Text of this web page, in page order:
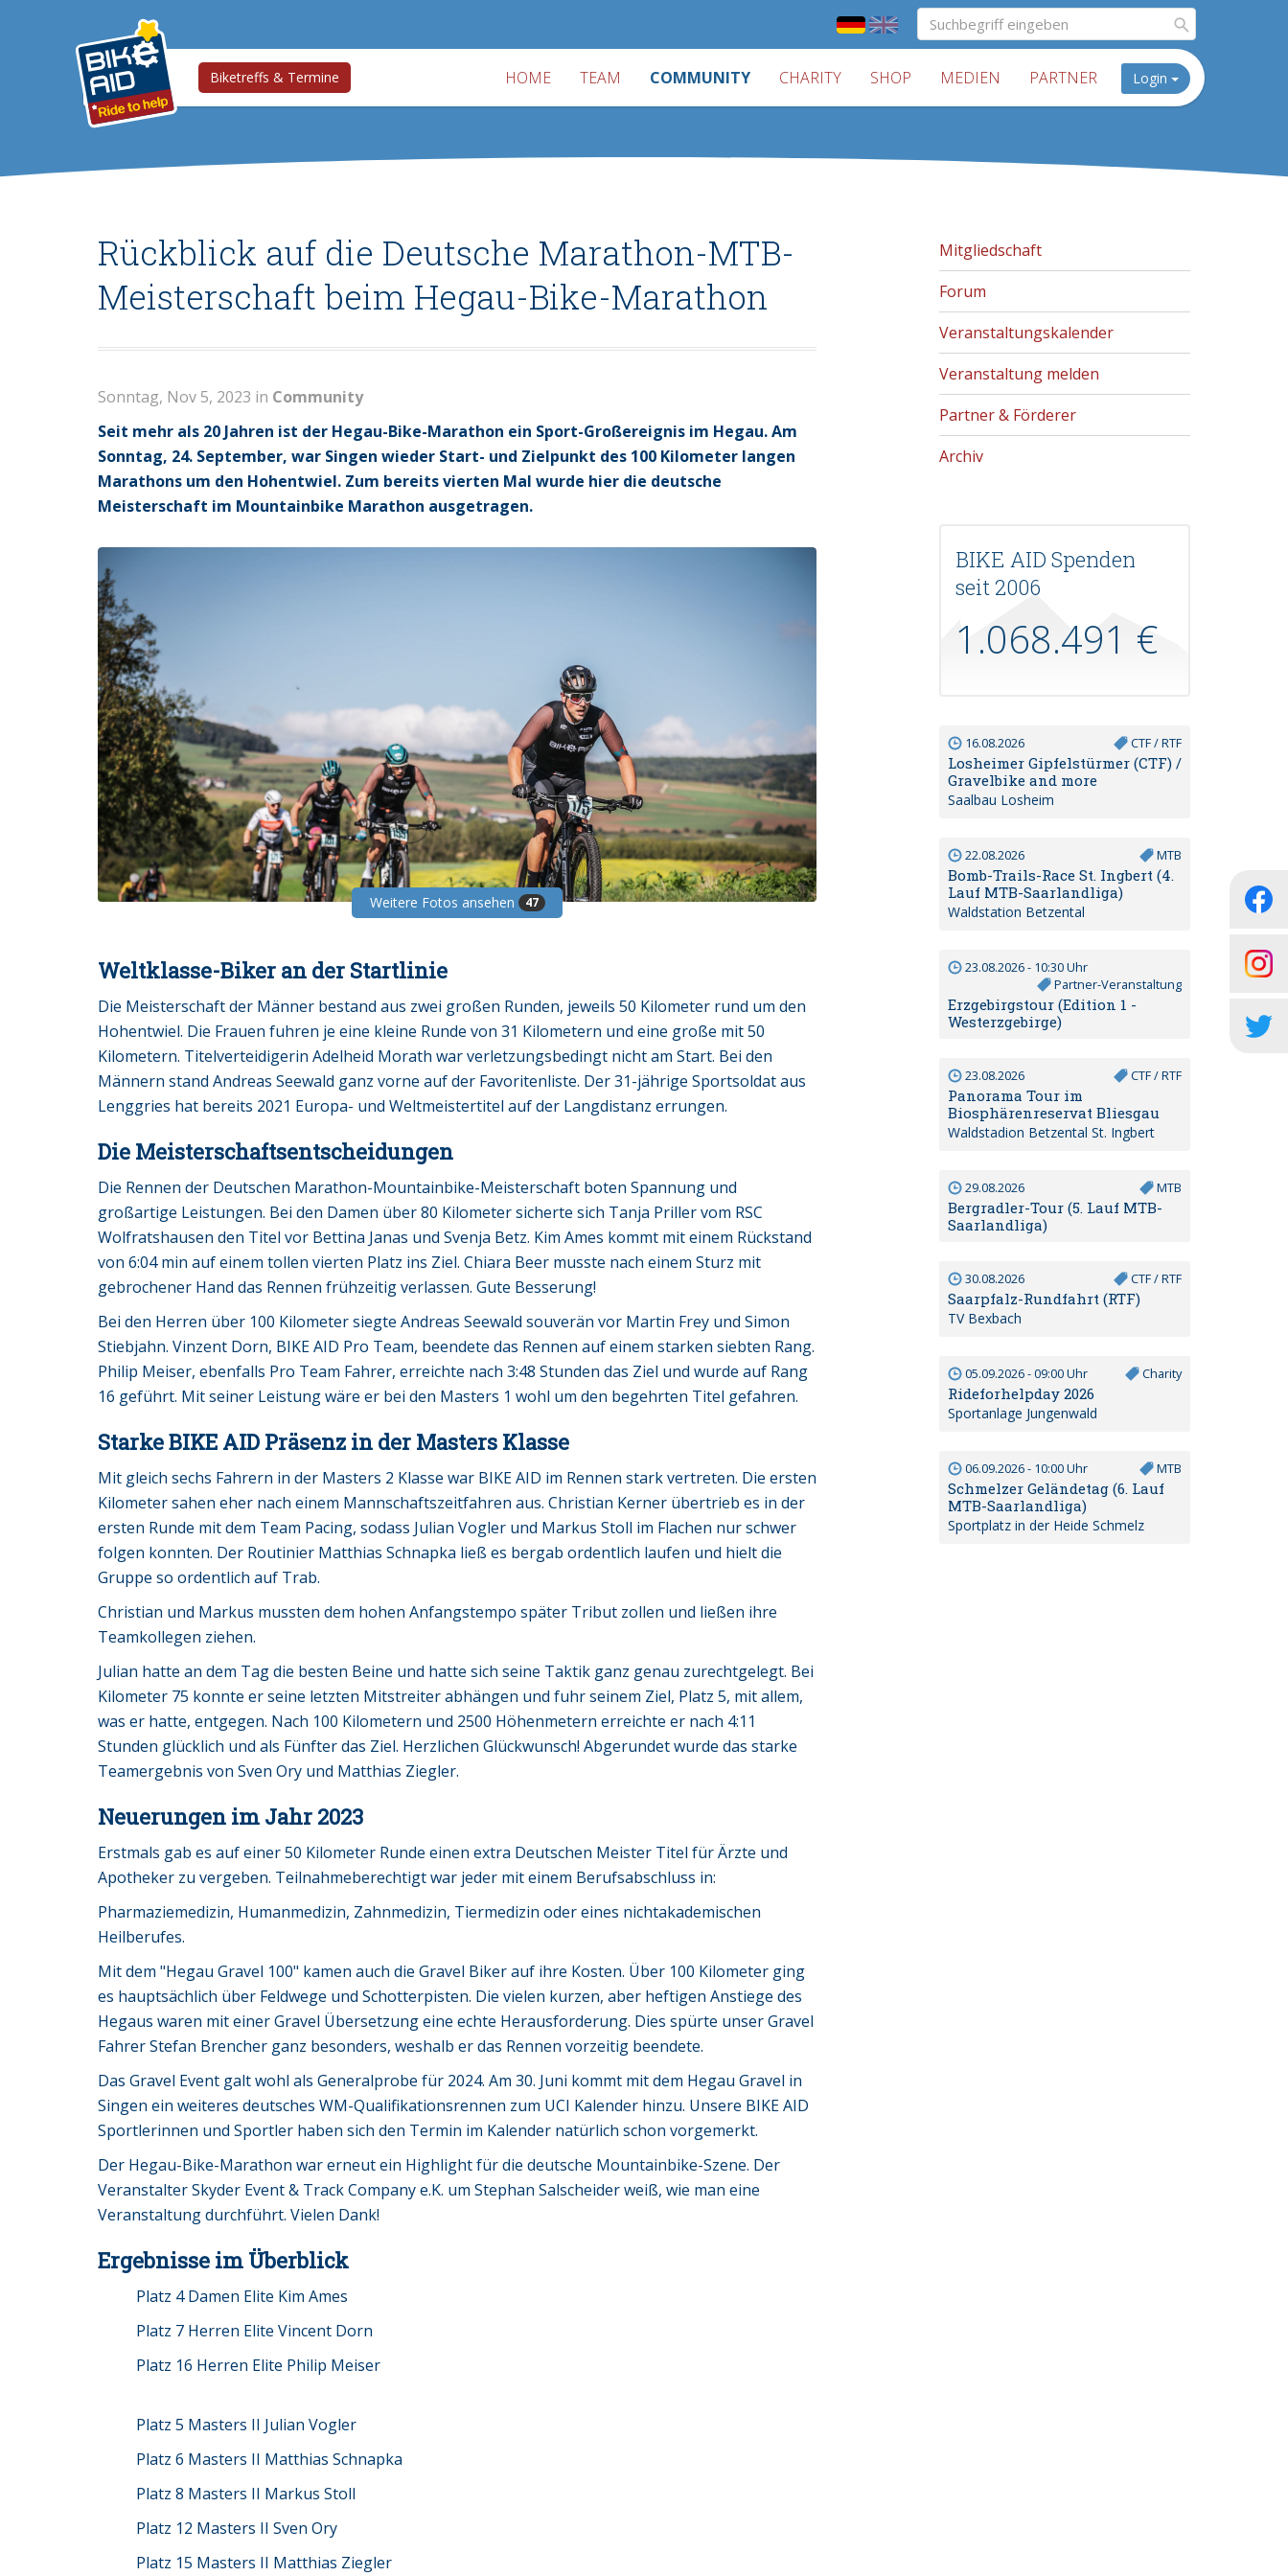
Biketreffs & Termine HOME TEAM COMMUNITY CHARITY SHOP MEDIEN PARTNER Login
Rückblick auf die Deutsche Marathon-MTB-
Meisterschaft beim Hegau-Bike-Marathon
Sonntag, Nov 5, 2023 in Community
Seit mehr als 20 Jahren ist der Hegau-Bike-Marathon ein Sport-Großereignis im Hegau. Am
Sonntag, 24. September, war Singen wieder Start- und Zielpunkt des 100 Kilometer langen
Marathons um den Hohentwiel. Zum bereits vierten Mal wurde hier die deutsche
Meisterschaft im Mountainbike Marathon ausgetragen.
Weitere Fotos ansehen 47
Weltklasse-Biker an der Startlinie
Die Meisterschaft der Männer bestand aus zwei großen Runden, jeweils 50 Kilometer rund um den
Hohentwiel. Die Frauen fuhren je eine kleine Runde von 31 Kilometern und eine große mit 50
Kilometern. Titelverteidigerin Adelheid Morath war verletzungsbedingt nicht am Start. Bei den
Männern stand Andreas Seewald ganz vorne auf der Favoritenliste. Der 31-jährige Sportsoldat aus
Lenggries hat bereits 2021 Europa- und Weltmeistertitel auf der Langdistanz errungen.
Die Meisterschaftsentscheidungen
Die Rennen der Deutschen Marathon-Mountainbike-Meisterschaft boten Spannung und
großartige Leistungen. Bei den Damen über 80 Kilometer sicherte sich Tanja Priller vom RSC
Wolfratshausen den Titel vor Bettina Janas und Svenja Betz. Kim Ames kommt mit einem Rückstand
von 6:04 min auf einem tollen vierten Platz ins Ziel. Chiara Beer musste nach einem Sturz mit
gebrochener Hand das Rennen frühzeitig verlassen. Gute Besserung!
Bei den Herren über 100 Kilometer siegte Andreas Seewald souverän vor Martin Frey und Simon
Stiebjahn. Vinzent Dorn, BIKE AID Pro Team, beendete das Rennen auf einem starken siebten Rang.
Philip Meiser, ebenfalls Pro Team Fahrer, erreichte nach 3:48 Stunden das Ziel und wurde auf Rang
16 geführt. Mit seiner Leistung wäre er bei den Masters 1 wohl um den begehrten Titel gefahren.
Starke BIKE AID Präsenz in der Masters Klasse
Mit gleich sechs Fahrern in der Masters 2 Klasse war BIKE AID im Rennen stark vertreten. Die ersten
Kilometer sahen eher nach einem Mannschaftszeitfahren aus. Christian Kerner übertrieb es in der
ersten Runde mit dem Team Pacing, sodass Julian Vogler und Markus Stoll im Flachen nur schwer
folgen konnten. Der Routinier Matthias Schnapka ließ es bergab ordentlich laufen und hielt die
Gruppe so ordentlich auf Trab.
Christian und Markus mussten dem hohen Anfangstempo später Tribut zollen und ließen ihre
Teamkollegen ziehen.
Julian hatte an dem Tag die besten Beine und hatte sich seine Taktik ganz genau zurechtgelegt. Bei
Kilometer 75 konnte er seine letzten Mitstreiter abhängen und fuhr seinem Ziel, Platz 5, mit allem,
was er hatte, entgegen. Nach 100 Kilometern und 2500 Höhenmetern erreichte er nach 4:11
Stunden glücklich und als Fünfter das Ziel. Herzlichen Glückwunsch! Abgerundet wurde das starke
Teamergebnis von Sven Ory und Matthias Ziegler.
Neuerungen im Jahr 2023
Erstmals gab es auf einer 50 Kilometer Runde einen extra Deutschen Meister Titel für Ärzte und
Apotheker zu vergeben. Teilnahmeberechtigt war jeder mit einem Berufsabschluss in:
Pharmaziemedizin, Humanmedizin, Zahnmedizin, Tiermedizin oder eines nichtakademischen
Heilberufes.
Mit dem "Hegau Gravel 100" kamen auch die Gravel Biker auf ihre Kosten. Über 100 Kilometer ging
es hauptsächlich über Feldwege und Schotterpisten. Die vielen kurzen, aber heftigen Anstiege des
Hegaus waren mit einer Gravel Übersetzung eine echte Herausforderung. Dies spürte unser Gravel
Fahrer Stefan Brencher ganz besonders, weshalb er das Rennen vorzeitig beendete.
Das Gravel Event galt wohl als Generalprobe für 2024. Am 30. Juni kommt mit dem Hegau Gravel in
Singen ein weiteres deutsches WM-Qualifikationsrennen zum UCI Kalender hinzu. Unsere BIKE AID
Sportlerinnen und Sportler haben sich den Termin im Kalender natürlich schon vorgemerkt.
Der Hegau-Bike-Marathon war erneut ein Highlight für die deutsche Mountainbike-Szene. Der
Veranstalter Skyder Event & Track Company e.K. um Stephan Salscheider weiß, wie man eine
Veranstaltung durchführt. Vielen Dank!
Ergebnisse im Überblick
Platz 4 Damen Elite Kim Ames
Platz 7 Herren Elite Vincent Dorn
Platz 16 Herren Elite Philip Meiser
Platz 5 Masters II Julian Vogler
Platz 6 Masters II Matthias Schnapka
Platz 8 Masters II Markus Stoll
Platz 12 Masters II Sven Ory
Platz 15 Masters II Matthias Ziegler
Mitgliedschaft
Forum
Veranstaltungskalender
Veranstaltung melden
Partner & Förderer
Archiv
BIKE AID Spenden
seit 2006
1.068.491 €
16.08.2026 CTF / RTF
Losheimer Gipfelstürmer (CTF) /
Gravelbike and more
Saalbau Losheim
22.08.2026 MTB
Bomb-Trails-Race St. Ingbert (4.
Lauf MTB-Saarlandliga)
Waldstation Betzental
23.08.2026 - 10:30 Uhr
Partner-Veranstaltung
Erzgebirgstour (Edition 1 -
Westerzgebirge)
23.08.2026 CTF / RTF
Panorama Tour im
Biosphärenreservat Bliesgau
Waldstadion Betzental St. Ingbert
29.08.2026 MTB
Bergradler-Tour (5. Lauf MTB-
Saarlandliga)
30.08.2026 CTF / RTF
Saarpfalz-Rundfahrt (RTF)
TV Bexbach
05.09.2026 - 09:00 Uhr Charity
Rideforhelpday 2026
Sportanlage Jungenwald
06.09.2026 - 10:00 Uhr MTB
Schmelzer Geländetag (6. Lauf
MTB-Saarlandliga)
Sportplatz in der Heide Schmelz